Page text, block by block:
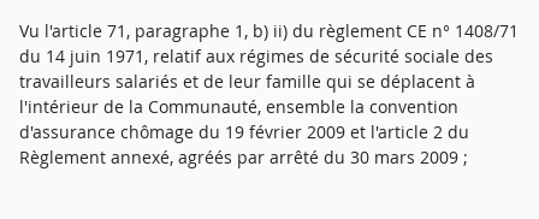
Vu l'article 71, paragraphe 1, b) ii) du règlement CE n° 1408/71
du 14 juin 1971, relatif aux régimes de sécurité sociale des
travailleurs salariés et de leur famille qui se déplacent à
l'intérieur de la Communauté, ensemble la convention
d'assurance chômage du 19 février 2009 et l'article 2 du
Règlement annexé, agréés par arrêté du 30 mars 2009 ;